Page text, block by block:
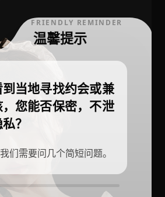
FRIENDLY REMINDER
温馨提示
当地寻找约会或兼
您能否保密，不泄
？
们需要问几个简短问题。